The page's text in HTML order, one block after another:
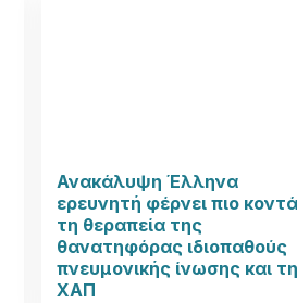
Ανακάλυψη Έλληνα
ερευνητή φέρνει πιο
τη θεραπεία της
θανατηφόρας ιδιοπαθούς
πνευμονικής ίνωσης και
ΧΑΠ